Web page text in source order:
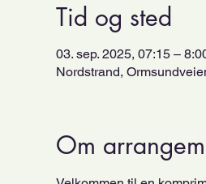
Tid og sted
03. sep. 2025, 07:15 –
Nordstrand,
Om